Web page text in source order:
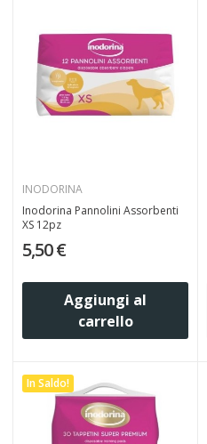
INODORINA
Inodorina Pannolini Assorbenti
XS 12pz
5,50 €
Aggiungi al
carrello
In Saldo!